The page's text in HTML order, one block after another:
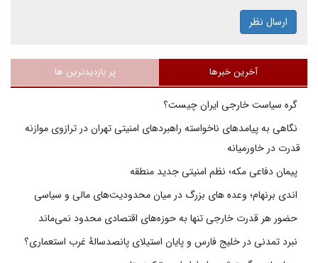
ارسال نظر
آخرین خبرها پر بازدیدترین ها
گره سیاست خارجی ایران چیست؟
نگاهی به پیامدهای ناخواسته راهبردهای امنیتی تهران در ترازوی موازنه
قدرت در خاورمیانه
پیمان دفاعی مکه؛ نظم امنیتی جدید منطقه
اندی برنهام؛ وعده های بزرگ در میان محدودیت‌های مالی و سیاسی
حضور هر قدرت خارجی تنها به حوزه‌های اقتصادی محدود نمی‌ماند
نبرد تمدنی در خلیج فارس و پایان استیلای پانصدسالۀ غرب استعماری؟